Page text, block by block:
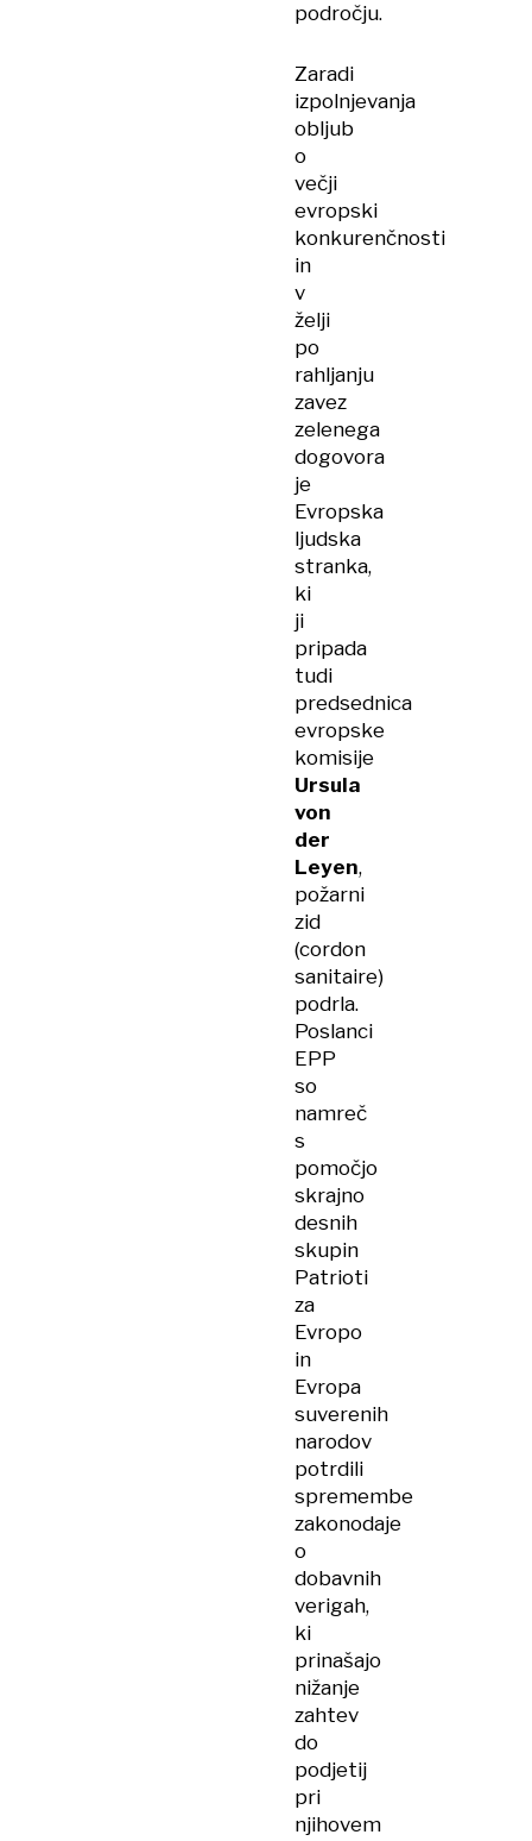
področju.
Zaradi
izpolnjevanja
obljub
o
večji
evropski
konkurenčnosti
in
v
želji
po
rahljanju
zavez
zelenega
dogovora
je
Evropska
ljudska
stranka,
ki
ji
pripada
tudi
predsednica
evropske
komisije
Ursula
von
der
Leyen,
požarni
zid
(cordon
sanitaire)
podrla.
Poslanci
EPP
so
namreč
s
pomočjo
skrajno
desnih
skupin
Patrioti
za
Evropo
in
Evropa
suverenih
narodov
potrdili
spremembe
zakonodaje
o
dobavnih
verigah,
ki
prinašajo
nižanje
zahtev
do
podjetij
pri
njihovem